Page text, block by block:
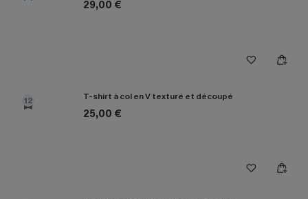
29,00 €
12 T-shirt à col en V texturé et découpé
25,00 €